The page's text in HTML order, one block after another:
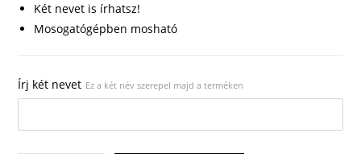
Két nevet is írhatsz!
Mosogatógépben mosható
Írj két nevet Ez a két név szerepel majd a terméken